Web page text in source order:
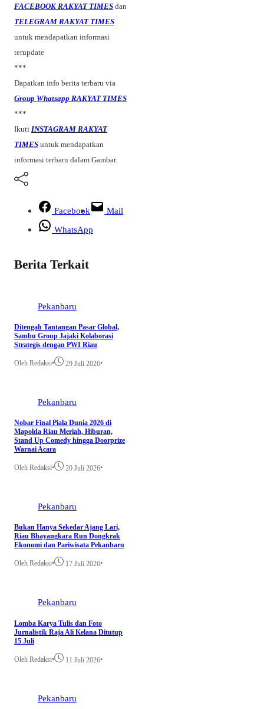
FACEBOOK RAKYAT TIMES dan
TELEGRAM RAKYAT TIMES
untuk mendapatkan informasi
terupdate
***
Dapatkan info berita terbaru via
Group Whatsapp RAKYAT TIMES
***
Ikuti INSTAGRAM RAKYAT
TIMES untuk mendapatkan
informasi terbaru dalam Gambar.
Facebook
Mail
WhatsApp
Berita Terkait
Pekanbaru
Ditengah Tantangan Pasar Global,
Sambu Group Jajaki Kolaborasi
Strategis dengan PWI Riau
Oleh Redaksi• 29 Juli 2026•
Pekanbaru
Nobar Final Piala Dunia 2026 di
Mapolda Riau Meriah, Hiburan,
Stand Up Comedy hingga Doorprize
Warnai Acara
Oleh Redaksi• 20 Juli 2026•
Pekanbaru
Bukan Hanya Sekedar Ajang Lari,
Riau Bhayangkara Run Dongkrak
Ekonomi dan Pariwisata Pekanbaru
Oleh Redaksi• 17 Juli 2026•
Pekanbaru
Lomba Karya Tulis dan Foto
Jurnalistik Raja Ali Kelana Ditutup
15 Juli
Oleh Redaksi• 11 Juli 2026•
Pekanbaru